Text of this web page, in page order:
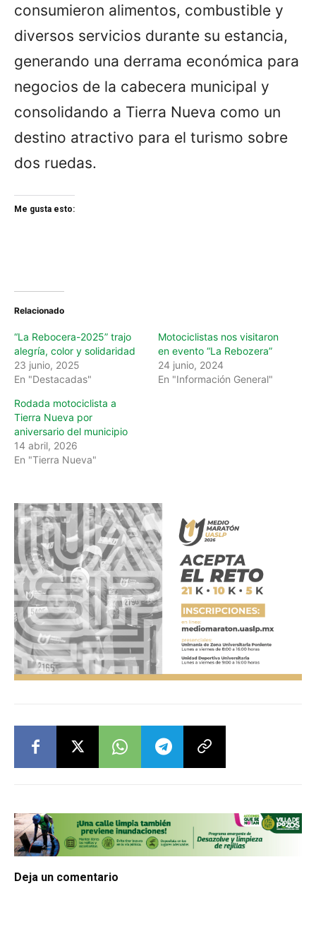
consumieron alimentos, combustible y
diversos servicios durante su estancia,
generando una derrama económica para
negocios de la cabecera municipal y
consolidando a Tierra Nueva como un
destino atractivo para el turismo sobre
dos ruedas.
Me gusta esto:
Relacionado
“La Rebocera-2025” trajo
alegría, color y solidaridad
23 junio, 2025
En "Destacadas"
Motociclistas nos visitaron
en evento “La Rebozera”
24 junio, 2024
En "Información General"
Rodada motociclista a
Tierra Nueva por
aniversario del municipio
14 abril, 2026
En "Tierra Nueva"
Deja un comentario